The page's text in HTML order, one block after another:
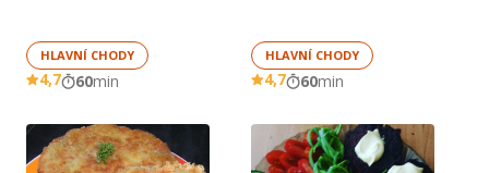
HLAVNÍ CHODY
4,7 60min
HLAVNÍ CHODY
4,7 60min